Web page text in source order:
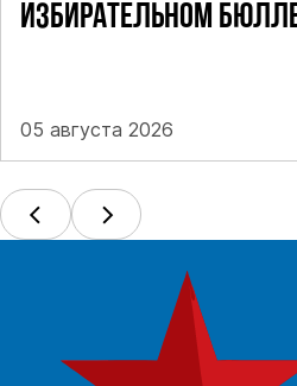
ИЗБИРАТЕЛЬНОМ
05 августа 2026